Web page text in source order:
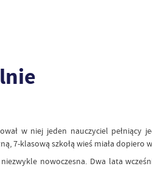
w niej jeden nauczyciel pełniący
7-klasową szkołą wieś miała dopiero
nowoczesna. Dwa lata